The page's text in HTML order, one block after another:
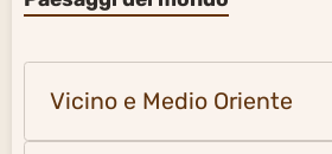
Vicino e Medio Oriente